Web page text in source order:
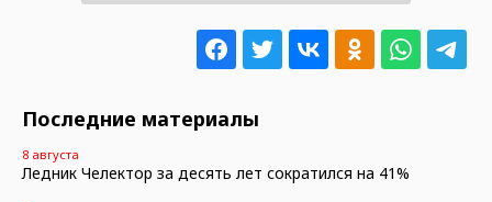
Последние материалы
8 августа
Ледник Челектор за десять лет сократился на 41%